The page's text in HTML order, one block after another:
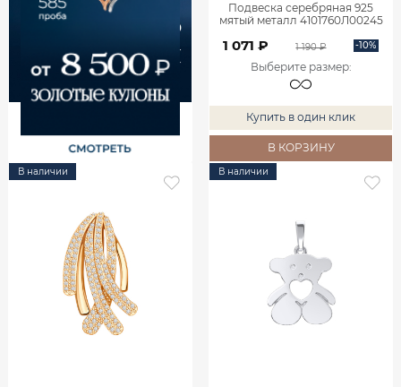
Подвеска серебряная 925
мятый металл 4101760Л00245
1 071 ₽ 1 190 ₽ -10%
Выберите размер:
Купить в один клик
В КОРЗИНУ
В наличии В наличии